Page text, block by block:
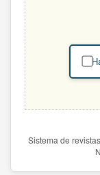
Sistema de